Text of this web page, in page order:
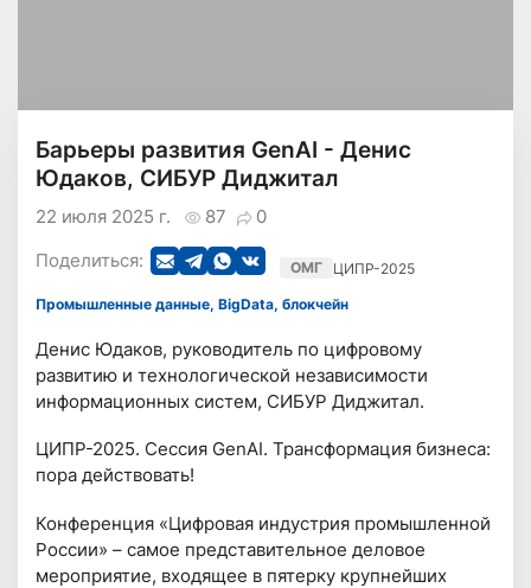
Барьеры развития GenAI - Денис
Юдаков, СИБУР Диджитал
87 0
22 июля 2025 г.
Поделиться:
ОМГ ЦИПР-2025
Промышленные данные, BigData, блокчейн
Денис Юдаков, руководитель по цифровому
развитию и технологической независимости
информационных систем, СИБУР Диджитал.
ЦИПР-2025. Сессия GenAI. Трансформация бизнеса:
пора действовать!
Конференция «Цифровая индустрия промышленной
России» – самое представительное деловое
мероприятие, входящее в пятерку крупнейших